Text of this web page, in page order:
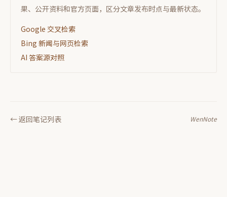
果、公开资料和官方页面，区分文章发布时点与最新状态。
Google 交叉检索
Bing 新闻与网页检索
AI 答案源对照
← 返回笔记列表 WenNote